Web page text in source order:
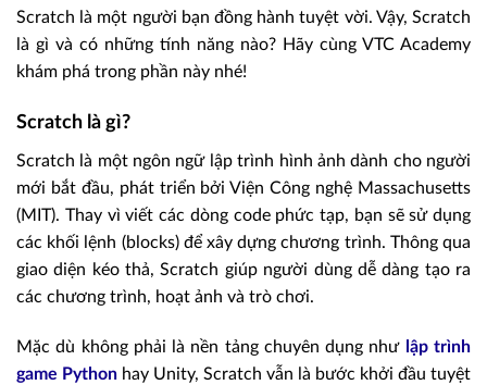
Scratch là một người bạn đồng hành tuyệt vời. Vậy, Scratch
là gì và có những tính năng nào? Hãy cùng VTC Academy
khám phá trong phần này nhé!
Scratch là gì?
Scratch là một ngôn ngữ lập trình hình ảnh dành cho người
mới bắt đầu, phát triển bởi Viện Công nghệ Massachusetts
(MIT). Thay vì viết các dòng code phức tạp, bạn sẽ sử dụng
các khối lệnh (blocks) để xây dựng chương trình. Thông qua
giao diện kéo thả, Scratch giúp người dùng dễ dàng tạo ra
các chương trình, hoạt ảnh và trò chơi.
Mặc dù không phải là nền tảng chuyên dụng như lập trình
game Python hay Unity, Scratch vẫn là bước khởi đầu tuyệt